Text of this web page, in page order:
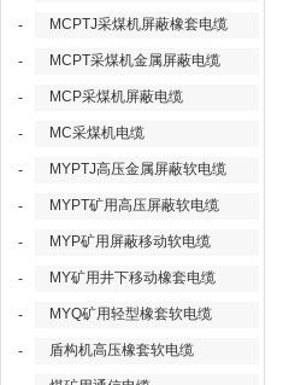
- MCPTJ采煤机屏蔽橡套电缆
- MCPT采煤机金属屏蔽电缆
- MCP采煤机屏蔽电缆
- MC采煤机电缆
- MYPTJ高压金属屏蔽软电缆
- MYPT矿用高压屏蔽软电缆
- MYP矿用屏蔽移动软电缆
- MY矿用井下移动橡套电缆
- MYQ矿用轻型橡套软电缆
- 盾构机高压橡套软电缆